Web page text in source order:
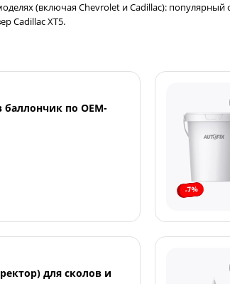
(включая Chevrolet и Cadillac):
Cadillac XT5.
баллончик по OEM-
-7%
для сколов и